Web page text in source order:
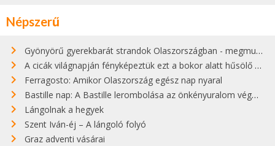
Népszerű
Gyönyörű gyerekbarát strandok Olaszországban - megmutatjuk a 15 legjobbat
A cicák világnapján fényképeztük ezt a bokor alatt hűsölő cicát Kisorosziban
Ferragosto: Amikor Olaszország egész nap nyaral
Bastille nap: A Bastille lerombolása az önkényuralom végét jelentette
Lángolnak a hegyek
Szent Iván-éj – A lángoló folyó
Graz adventi vásárai